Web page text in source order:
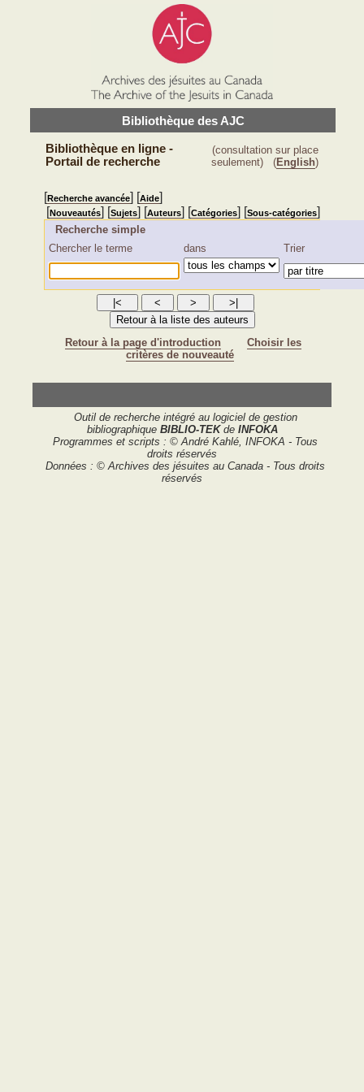
Bibliothèque des AJC
Bibliothèque en ligne -
Portail de recherche
(consultation sur place
seulement) (English)
[Recherche avancée] [Aide]
[Nouveautés] [Sujets] [Auteurs] [Catégories] [Sous-catégories]
Recherche simple
Chercher le terme
dans Trier
Retour à la page d'introduction
Choisir les
critères de nouveauté
Outil de recherche intégré au logiciel de gestion
bibliographique BIBLIO-TEKde INFOKA
Programmes et scripts : © André Kahlé, INFOKA - Tous
droits réservés
Données : © Archives des jésuites au Canada - Tous droits
réservés